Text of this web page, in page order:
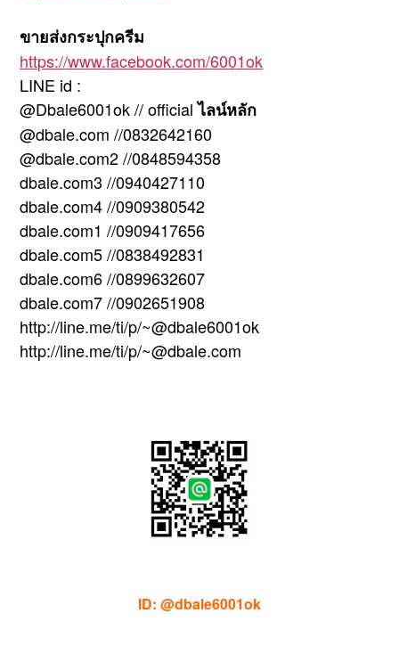
ขายส่งกระปุกครีม
https://www.facebook.com/6001ok
LINE id :
@Dbale6001ok // officialไลน์หลัก
@dbale.com //0832642160
@dbale.com2 //0848594358
dbale.com3 //0940427110
dbale.com4 //0909380542
dbale.com1 //0909417656
dbale.com5 //0838492831
dbale.com6 //0899632607
dbale.com7 //0902651908
http://line.me/ti/p/~@dbale6001ok
http://line.me/ti/p/~@dbale.com
ID: @dbale6001ok